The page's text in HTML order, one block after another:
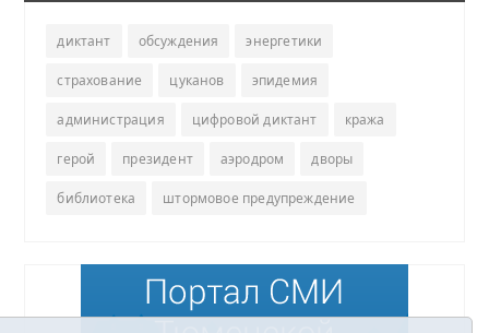
диктант обсуждения энергетики
страхование цуканов эпидемия
администрация цифровой диктант кража
герой президент аэродром дворы
библиотека штормовое предупреждение